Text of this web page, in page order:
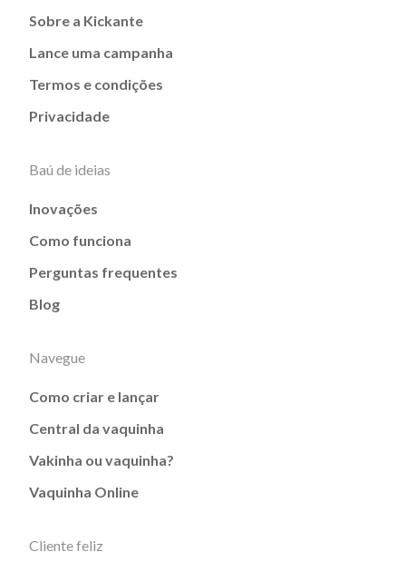
Sobre a Kickante
Lance uma campanha
Termos e condições
Privacidade
Baú de ideias
Inovações
Como funciona
Perguntas frequentes
Blog
Navegue
Como criar e lançar
Central da vaquinha
Vakinha ou vaquinha?
Vaquinha Online
Cliente feliz